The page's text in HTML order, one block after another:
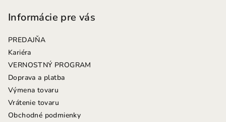
Informácie pre vás
PREDAJŇA
Kariéra
VERNOSTNÝ PROGRAM
Doprava a platba
Výmena tovaru
Vrátenie tovaru
Obchodné podmienky